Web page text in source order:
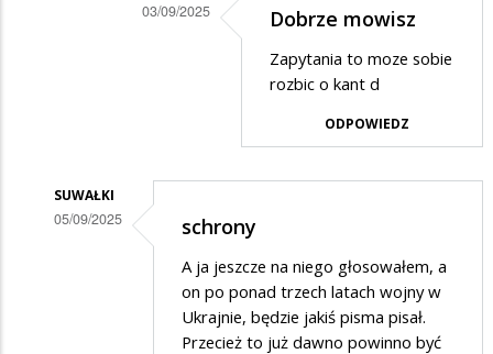
03/09/2025
na
Dobrze mowisz
Zapytania to moze sobie
rozbic o kant d
ODPOWIEDZ
SUWAŁKI
05/09/2025 schrony
A ja jeszcze na niego głosowałem, a
on po ponad trzech latach wojny w
Ukrajnie, będzie jakiś pisma pisał.
Przecież to już dawno powinno być